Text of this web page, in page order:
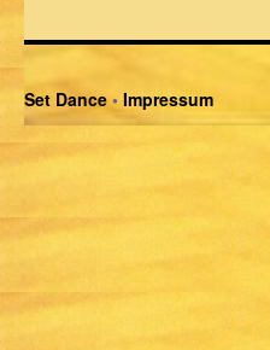
Set Dance• Impressum